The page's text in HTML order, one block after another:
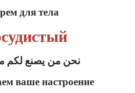
для тела
نحن من يصنع لكم
ваше настроение